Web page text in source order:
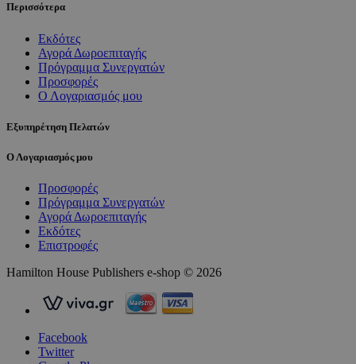
Περισσότερα
Εκδότες
Αγορά Δωροεπιταγής
Πρόγραμμα Συνεργατών
Προσφορές
Ο Λογαριασμός μου
Εξυπηρέτηση Πελατών
Ο Λογαριασμός μου
Προσφορές
Πρόγραμμα Συνεργατών
Αγορά Δωροεπιταγής
Εκδότες
Επιστροφές
Hamilton House Publishers e-shop © 2026
Facebook
Twitter